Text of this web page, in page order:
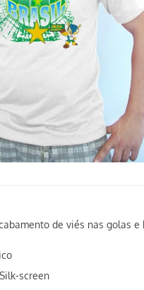
de viés nas golas e
screen